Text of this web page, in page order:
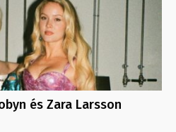
és Zara Larsson